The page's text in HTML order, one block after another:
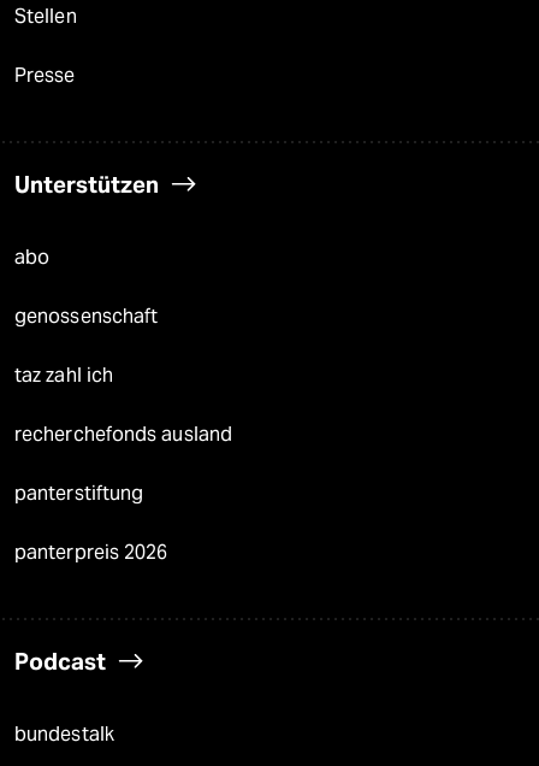
Stellen
Presse
Unterstützen
abo
genossenschaft
taz zahl ich
recherchefonds ausland
panterstiftung
panterpreis 2026
Podcast
bundestalk